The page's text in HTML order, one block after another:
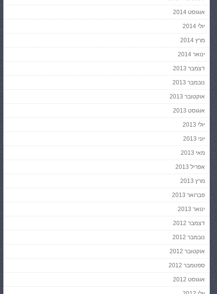
אוגוסט 2014
יולי 2014
מרץ 2014
ינואר 2014
דצמבר 2013
נובמבר 2013
אוקטובר 2013
אוגוסט 2013
יולי 2013
יוני 2013
מאי 2013
אפריל 2013
מרץ 2013
פברואר 2013
ינואר 2013
דצמבר 2012
נובמבר 2012
אוקטובר 2012
ספטמבר 2012
אוגוסט 2012